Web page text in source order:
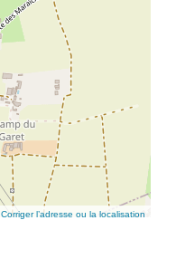
Corriger l’adresse ou la localisation